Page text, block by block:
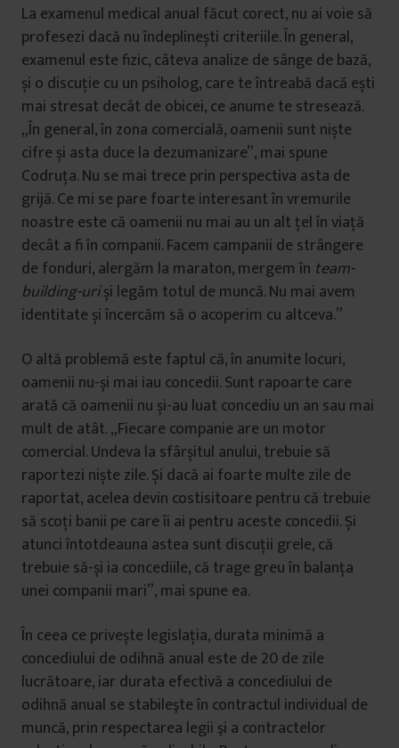
La examenul medical anual făcut corect, nu ai voie să
profesezi dacă nu îndeplinești criteriile. În general,
examenul este fizic, câteva analize de sânge de bază,
și o discuție cu un psiholog, care te întreabă dacă ești
mai stresat decât de obicei, ce anume te stresează.
„În general, în zona comercială, oamenii sunt niște
cifre și asta duce la dezumanizare”, mai spune
Codruța. Nu se mai trece prin perspectiva asta de
grijă. Ce mi se pare foarte interesant în vremurile
noastre este că oamenii nu mai au un alt țel în viață
decât a fi în companii. Facem campanii de strângere
de fonduri, alergăm la maraton, mergem în team-
building-uriși legăm totul de muncă. Nu mai avem
identitate și încercăm să o acoperim cu altceva.”
O altă problemă este faptul că, în anumite locuri,
oamenii nu-și mai iau concedii. Sunt rapoarte care
arată că oamenii nu și-au luat concediu un an sau mai
mult de atât. „Fiecare companie are un motor
comercial. Undeva la sfârșitul anului, trebuie să
raportezi niște zile. Și dacă ai foarte multe zile de
raportat, acelea devin costisitoare pentru că trebuie
să scoți banii pe care îi ai pentru aceste concedii. Și
atunci întotdeauna astea sunt discuții grele, că
trebuie să-și ia concediile, că trage greu în balanța
unei companii mari”, mai spune ea.
În ceea ce privește legislația, durata minimă a
concediului de odihnă anual este de 20 de zile
lucrătoare, iar durata efectivă a concediului de
odihnă anual se stabileşte în contractul individual de
muncă, prin respectarea legii şi a contractelor